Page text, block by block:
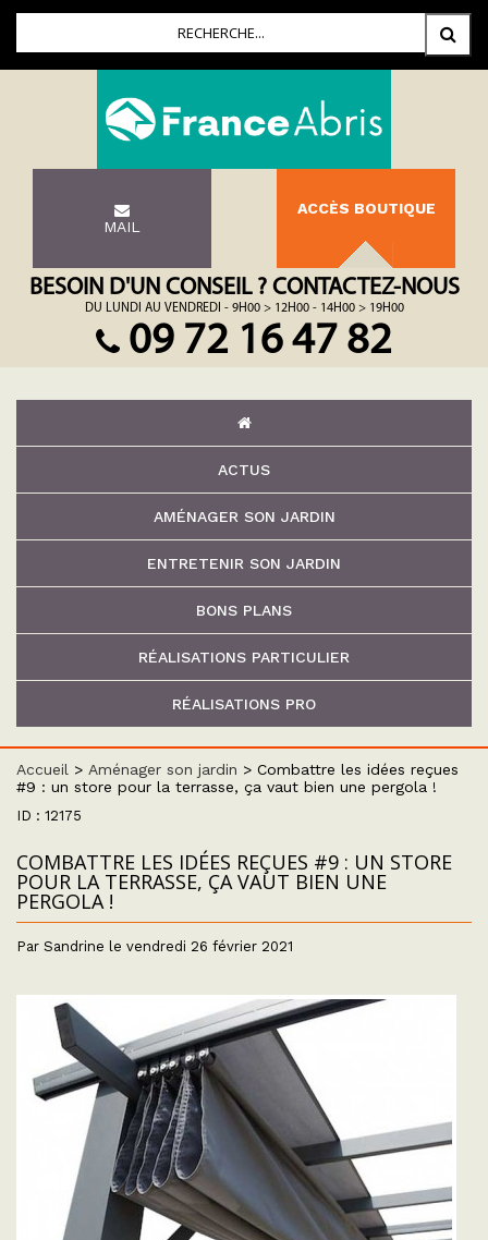
MAIL
ACCÈS BOUTIQUE
BESOIN D'UN CONSEIL ? CONTACTEZ-NOUS
DU LUNDI AU VENDREDI - 9H00 > 12H00 - 14H00 > 19H00
09 72 16 47 82
ACTUS
AMÉNAGER SON JARDIN
ENTRETENIR SON JARDIN
BONS PLANS
RÉALISATIONS PARTICULIER
RÉALISATIONS PRO
Accueil > Aménager son jardin > Combattre les idées reçues
#9 : un store pour la terrasse, ça vaut bien une pergola !
ID : 12175
COMBATTRE LES IDÉES REÇUES #9 : UN STORE
POUR LA TERRASSE, ÇA VAUT BIEN UNE
PERGOLA !
Par Sandrine le vendredi 26 février 2021